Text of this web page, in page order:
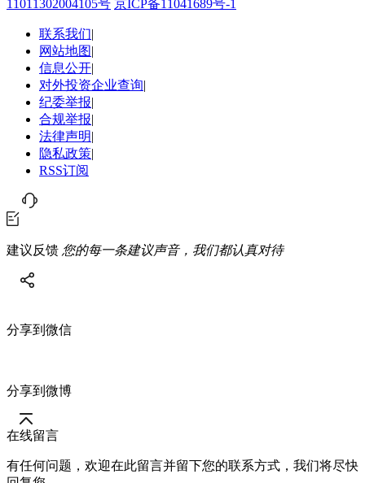
11011302004105号 京ICP备11041689号-1
联系我们|
网站地图|
信息公开|
对外投资企业查询|
纪委举报|
合规举报|
法律声明|
隐私政策|
RSS订阅
建议反馈 您的每一条建议声音，我们都认真对待
分享到微信
分享到微博
在线留言
有任何问题，欢迎在此留言并留下您的联系方式，我们将尽快